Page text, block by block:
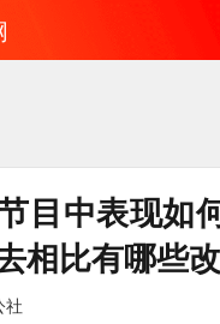
目中表现如
相比有哪些
社